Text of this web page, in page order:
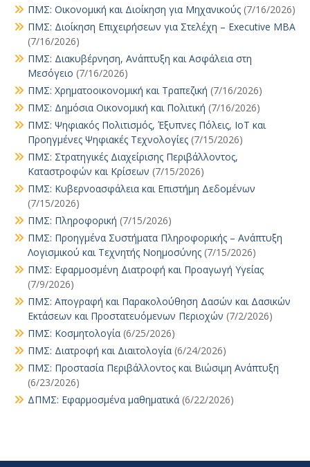
ΠΜΣ: Οικονομική και Διοίκηση για Μηχανικούς (7/16/2026)
ΠΜΣ: Διοίκηση Επιχειρήσεων για Στελέχη – Executive MBA
(7/16/2026)
ΠΜΣ: Διακυβέρνηση, Ανάπτυξη και Ασφάλεια στη
Μεσόγειο (7/16/2026)
ΠΜΣ: Χρηματοοικονομική και Τραπεζική (7/16/2026)
ΠΜΣ: Δημόσια Οικονομική και Πολιτική (7/16/2026)
ΠΜΣ: Ψηφιακός Πολιτισμός, Έξυπνες Πόλεις, IoT και
Προηγμένες Ψηφιακές Τεχνολογίες (7/15/2026)
ΠΜΣ: Στρατηγικές Διαχείρισης Περιβάλλοντος,
Καταστροφών και Κρίσεων (7/15/2026)
ΠΜΣ: Κυβερνοασφάλεια και Επιστήμη Δεδομένων
(7/15/2026)
ΠΜΣ: Πληροφορική (7/15/2026)
ΠΜΣ: Προηγμένα Συστήματα Πληροφορικής – Ανάπτυξη
Λογισμικού και Τεχνητής Νοημοσύνης (7/15/2026)
ΠΜΣ: Εφαρμοσμένη Διατροφή και Προαγωγή Υγείας
(7/9/2026)
ΠΜΣ: Απογραφή και Παρακολούθηση Δασών και Δασικών
Εκτάσεων και Προστατευόμενων Περιοχών (7/2/2026)
ΠΜΣ: Κοσμητολογία (6/25/2026)
ΠΜΣ: Διατροφή και Διαιτολογία (6/24/2026)
ΠΜΣ: Προστασία Περιβάλλοντος και Βιώσιμη Ανάπτυξη
(6/23/2026)
ΔΠΜΣ: Εφαρμοσμένα μαθηματικά (6/22/2026)